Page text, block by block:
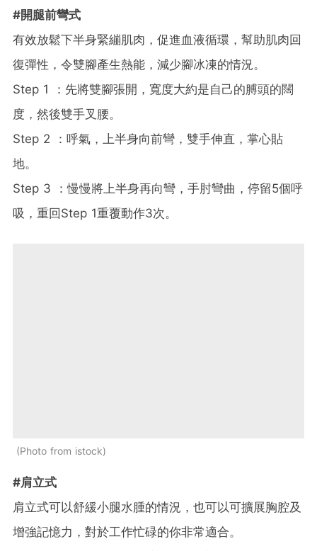
#開腿前彎式
有效放鬆下半身緊繃肌肉，促進血液循環，幫助肌肉回
復彈性，令雙腳產生熱能，減少腳冰凍的情況。
Step 1 ：先將雙腳張開，寬度大約是自己的膊頭的闊
度，然後雙手叉腰。
Step 2 ：呼氣，上半身向前彎，雙手伸直，掌心貼
地。
Step 3 ：慢慢將上半身再向彎，手肘彎曲，停留5個呼
吸，重回Step 1重覆動作3次。
Photo from istock
#肩立式
肩立式可以舒緩小腿水腫的情況，也可以可擴展胸腔及
增強記憶力，對於工作忙碌的你非常適合。